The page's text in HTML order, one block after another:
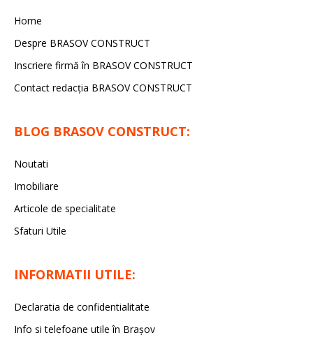
Home
Despre BRASOV CONSTRUCT
Inscriere firmă în BRASOV CONSTRUCT
Contact redacţia BRASOV CONSTRUCT
BLOG BRASOV CONSTRUCT:
Noutati
Imobiliare
Articole de specialitate
Sfaturi Utile
INFORMATII UTILE:
Declaratia de confidentialitate
Info si telefoane utile în Braşov